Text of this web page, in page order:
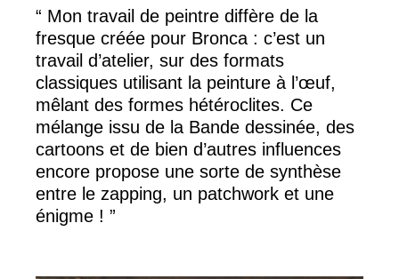
“ Mon travail de peintre diffère de la
fresque créée pour Bronca : c’est un
travail d’atelier, sur des formats
classiques utilisant la peinture à l’œuf,
mêlant des formes hétéroclites. Ce
mélange issu de la Bande dessinée, des
cartoons et de bien d’autres influences
encore propose une sorte de synthèse
entre le zapping, un patchwork et une
énigme ! ”